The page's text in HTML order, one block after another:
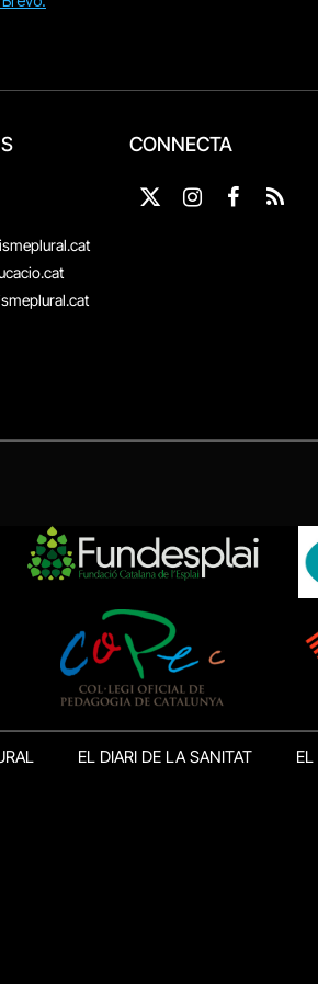
CONNECTA
X
Instagram
Facebook
RSS
EL DIARI DE LA SANITAT